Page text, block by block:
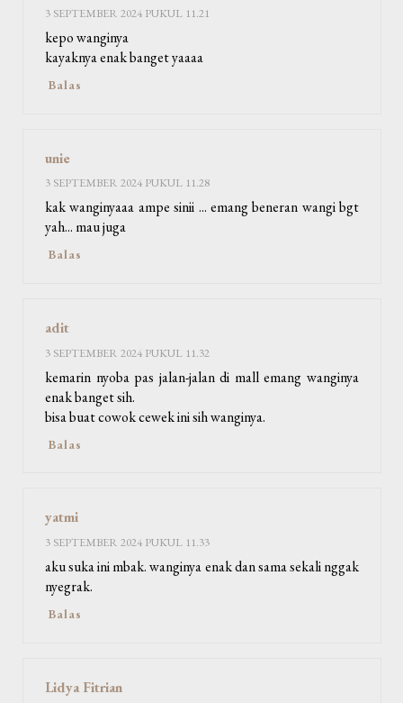
3 SEPTEMBER 2024 PUKUL 11.21
kepo wanginya
kayaknya enak banget yaaaa
Balas
unie
3 SEPTEMBER 2024 PUKUL 11.28
kak wanginyaaa ampe sinii ... emang beneran wangi bgt
yah... mau juga
Balas
adit
3 SEPTEMBER 2024 PUKUL 11.32
kemarin nyoba pas jalan-jalan di mall emang wanginya
enak banget sih.
bisa buat cowok cewek ini sih wanginya.
Balas
yatmi
3 SEPTEMBER 2024 PUKUL 11.33
aku suka ini mbak. wanginya enak dan sama sekali nggak
nyegrak.
Balas
Lidya Fitrian